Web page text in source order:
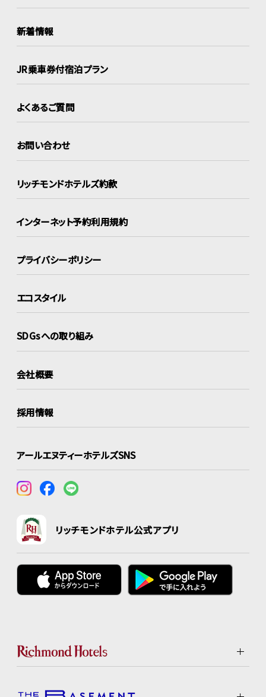
新着情報
JR乗車券付宿泊プラン
よくあるご質問
お問い合わせ
リッチモンドホテルズ約款
インターネット予約利用規約
プライバシーポリシー
エコスタイル
SDGsへの取り組み
会社概要
採用情報
アールエヌティーホテルズSNS
リッチモンドホテル公式アプリ